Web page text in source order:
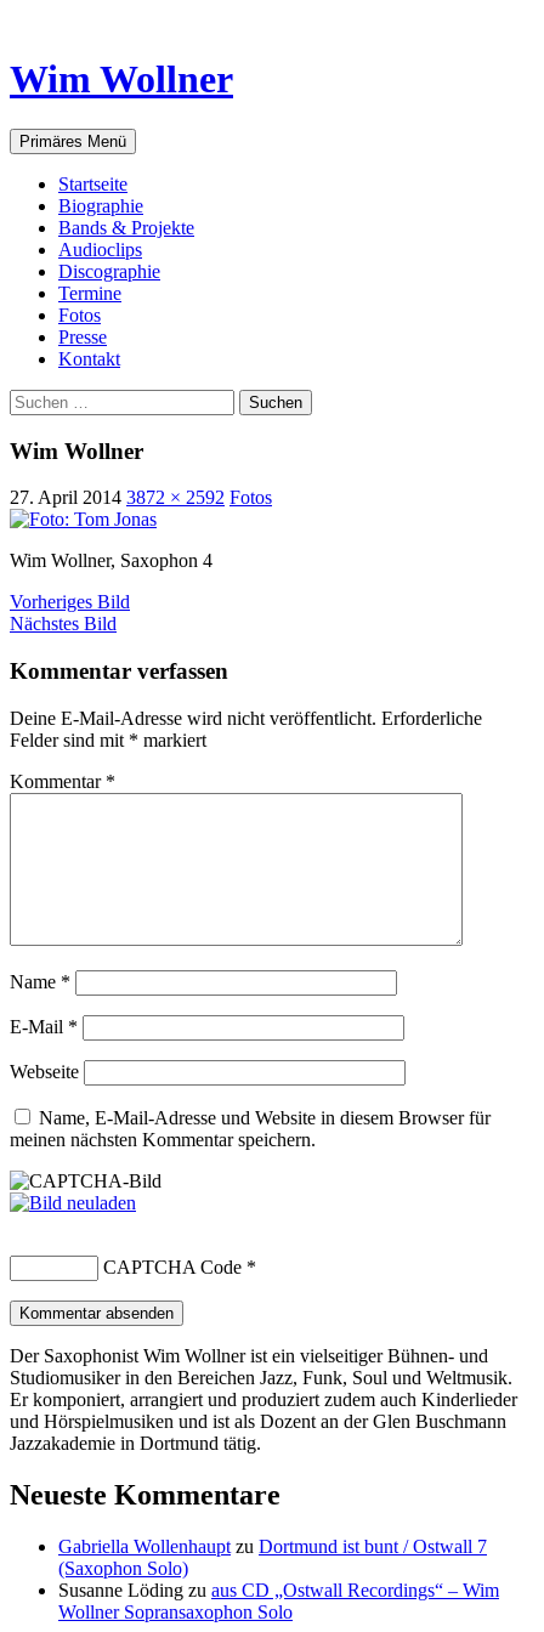
Wim Wollner
Suchen
Primäres Menü Zum
Inhalt
Startseite
Biographie
Bands & Projekte
Audioclips
Discographie
Termine
Fotos
Presse
Kontakt
Suchen
nach:
Wim Wollner
27. April 2014 3872 × 2592 Fotos
Wim Wollner, Saxophon 4
Vorheriges Bild
Nächstes Bild
Kommentar verfassen
Deine E-Mail-Adresse wird nicht veröffentlicht. Erforderliche
Felder sind mit * markiert
Kommentar *
Name *
E-Mail *
Webseite
Name, E-Mail-Adresse und Website in diesem Browser für
meinen nächsten Kommentar speichern.
CAPTCHA Code *
Der Saxophonist Wim Wollner ist ein vielseitiger Bühnen- und
Studiomusiker in den Bereichen Jazz, Funk, Soul und Weltmusik.
Er komponiert, arrangiert und produziert zudem auch Kinderlieder
und Hörspielmusiken und ist als Dozent an der Glen Buschmann
Jazzakademie in Dortmund tätig.
Neueste Kommentare
Gabriella Wollenhaupt zu Dortmund ist bunt / Ostwall 7
(Saxophon Solo)
Susanne Löding zu aus CD „Ostwall Recordings“ – Wim
Wollner Sopransaxophon Solo